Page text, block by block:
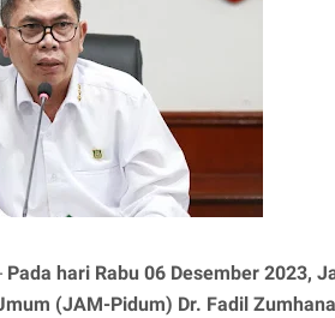
Pada hari Rabu 06 Desember 2023,
(JAM-Pidum) Dr. Fadil